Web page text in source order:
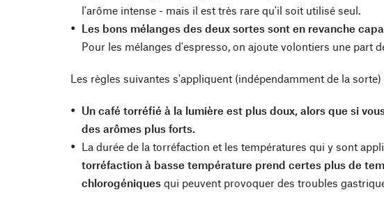
l'arôme intense - mais il est très rare qu'il soit utilisé seul.
Les bons mélanges des deux sortes sont en revanche
Pour les mélanges d'espresso, on ajoute volontiers une part
Les règles suivantes s'appliquent (indépendamment de la sorte)
Un café torréfié à la lumière est plus doux, alors que si
des arômes plus forts.
La durée de la torréfaction et les températures qui y sont
torréfaction à basse température prend certes plus de
chlorogéniquesqui peuvent provoquer des troubles